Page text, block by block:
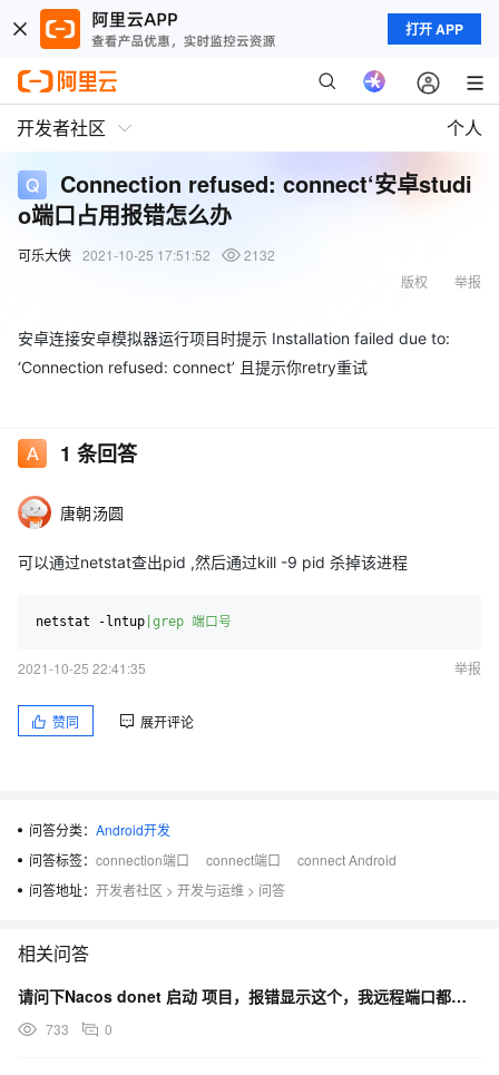
打开 APP
开发者社区 个人
Connection refused: connect‘安卓studi
o端口占用报错怎么办
可乐大侠 2021-10-25 17:51:52
2132
举报
版权
安卓连接安卓模拟器运行项目时提示 Installation failed due to:
‘Connection refused: connect’ 且提示你retry重试
1 条回答
唐朝汤圆
可以通过netstat查出pid ,然后通过kill -9 pid 杀掉该进程
netstat - lntup |grep 端口号
2021-10-25 22:41:35 举报
赞同 展开评论
问答分类： Android开发
问答标签： connection端口 connect端口
connect Android
问答地址： 开发者社区 > 开发与运维 > 问答
相关问答
请问下Nacos donet 启动 项目，报错显示这个，我远程端口都打开了，是什么原因？
733 0